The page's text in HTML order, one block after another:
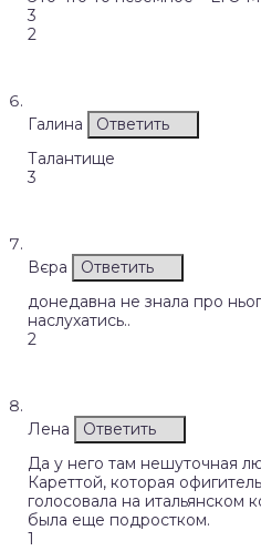
3
2
Галина
Ответить
Талантище
3
Вєра
Ответить
донедавна не знала про
наслухатись..
2
Лена
Ответить
Да у него там нешуточная
Кареттой, которая
голосовала на итальянском
была еще подростком.
1